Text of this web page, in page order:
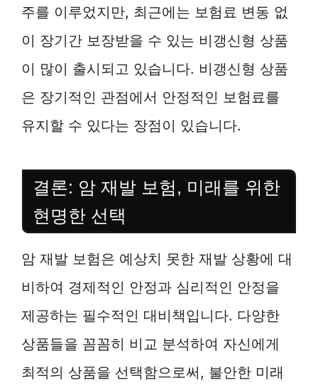
주를 이루었지만, 최근에는 보험료 변동 없
이 장기간 보장받을 수 있는 비갱신형 상품
이 많이 출시되고 있습니다. 비갱신형 상품
은 장기적인 관점에서 안정적인 보험료를
유지할 수 있다는 장점이 있습니다.
결론: 암 재발 보험, 미래를 위한
현명한 선택
암 재발 보험은 예상치 못한 재발 상황에 대
비하여 경제적인 안정과 심리적인 안정을
제공하는 필수적인 대비책입니다. 다양한
상품들을 꼼꼼히 비교 분석하여 자신에게
최적의 상품을 선택함으로써, 불안한 미래